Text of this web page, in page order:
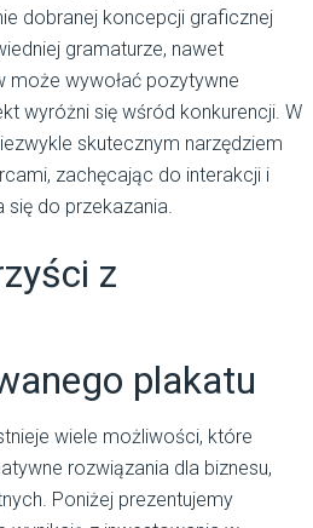
dobranej koncepcji graficznej
gramaturze, nawet
może wywołać pozytywne
wyróżni się wśród konkurencji. W
skutecznym narzędziem
zachęcając do interakcji i
do przekazania.
z
plakatu
wiele możliwości, które
rozwiązania dla biznesu,
Poniżej prezentujemy